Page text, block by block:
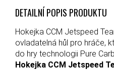
DETAILNÍ POPIS PRODUKTU
Hokejka CCM Jetspeed
ovladatelná hůl pro hráče,
do hry technologii Pure
Hokejka CCM Jetspeed